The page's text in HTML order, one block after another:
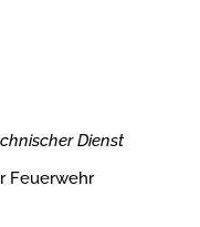
Dienst
Feuerwehr